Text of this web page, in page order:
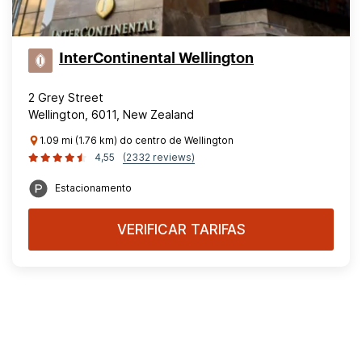
InterContinental Wellington
2 Grey Street
Wellington, 6011, New Zealand
1.09 mi (1.76 km) do centro de Wellington
4,55
(2332 reviews)
Estacionamento
VERIFICAR TARIFAS